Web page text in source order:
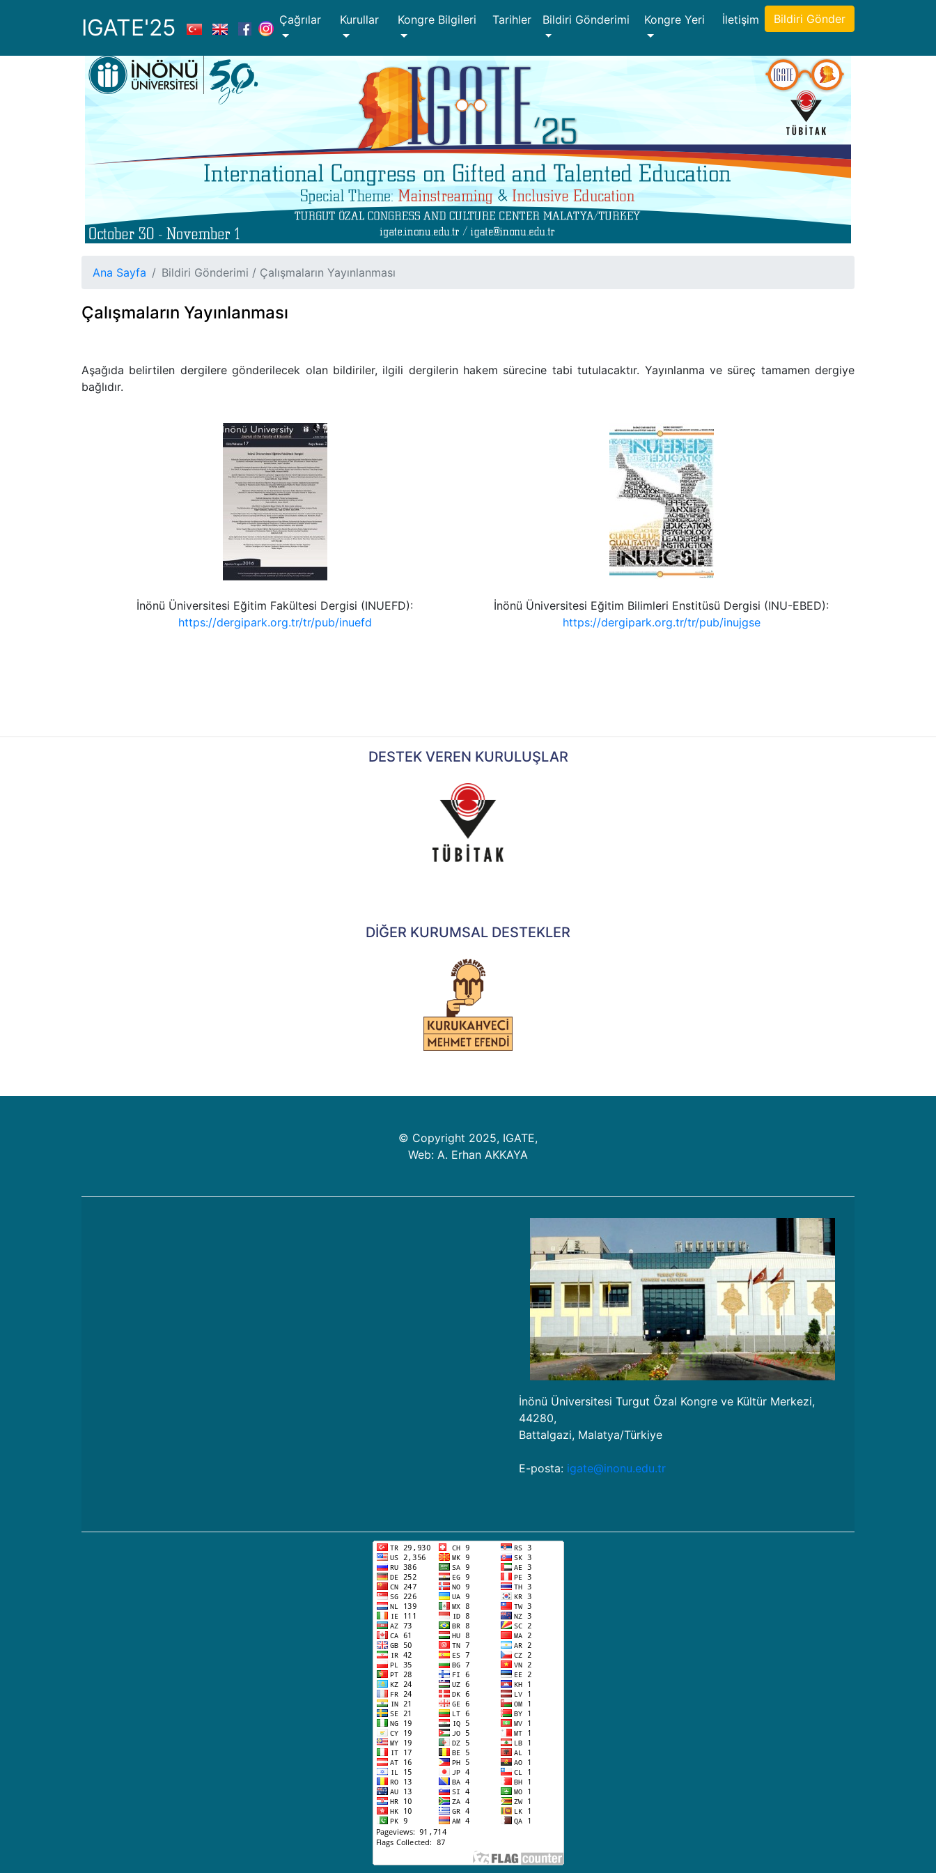
IGATE'25 Çağrılar Kurullar Kongre Bilgileri Tarihler Bildiri Gönderimi Kongre Yeri İletişim Bildiri Gönder
Ana Sayfa Bildiri Gönderimi / Çalışmaların Yayınlanması
Çalışmaların Yayınlanması
Aşağıda belirtilen dergilere gönderilecek olan bildiriler, ilgili dergilerin hakem sürecine tabi tutulacaktır. Yayınlanma ve süreç tamamen dergiye
bağlıdır.
İnönü Üniversitesi Eğitim Fakültesi Dergisi (INUEFD):
https://dergipark.org.tr/tr/pub/inuefd
İnönü Üniversitesi Eğitim Bilimleri Enstitüsü Dergisi (INU-EBED):
https://dergipark.org.tr/tr/pub/inujgse
DESTEK VEREN KURULUŞLAR
DİĞER KURUMSAL DESTEKLER
© Copyright 2025, IGATE,
Web: A. Erhan AKKAYA
İnönü Üniversitesi Turgut Özal Kongre ve Kültür Merkezi,
44280,
Battalgazi, Malatya/Türkiye
E-posta: igate@inonu.edu.tr